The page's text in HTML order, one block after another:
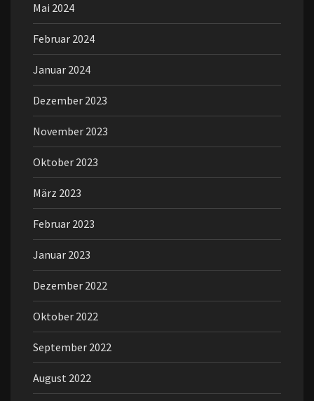
Mai 2024
Februar 2024
Januar 2024
Dezember 2023
November 2023
Oktober 2023
März 2023
Februar 2023
Januar 2023
Dezember 2022
Oktober 2022
September 2022
August 2022